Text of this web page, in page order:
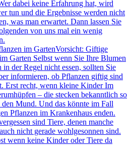
dabei keine Erfahrung hat, wird
tun und die Ergebnisse werden nicht
was man erwartet. Dann lassen Sie
von uns mal ein wenig
im GartenVorsicht: Giftige
Garten Selbst wenn Sie Ihre Blumen
in der Regel nicht essen, sollten Sie
informieren, ob Pflanzen giftig sind
Erst recht, wenn kleine Kinder Im
– die stecken bekanntlich so
den Mund. Und das könnte im Fall
Pflanzen im Krankenhaus enden.
sind Tiere, denen manche
nicht gerade wohlgesonnen sind.
wenn keine Kinder oder Tiere da